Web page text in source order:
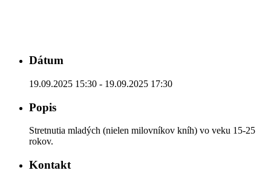
Dátum
19.09.2025 15:30 - 19.09.2025 17:30
Popis
Stretnutia mladých (nielen milovníkov kníh) vo veku 15-25
rokov.
Kontakt